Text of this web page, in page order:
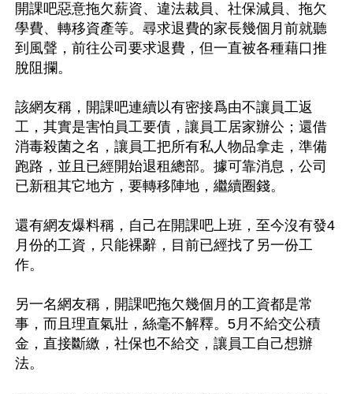
開課吧惡意拖欠薪資、違法裁員、社保減員、拖欠
學費、轉移資產等。尋求退費的家長幾個月前就聽
到風聲，前往公司要求退費，但一直被各種藉口推
脫阻攔。
該網友稱，開課吧連續以有密接爲由不讓員工返
工，其實是害怕員工要債，讓員工居家辦公；還借
消毒殺菌之名，讓員工把所有私人物品拿走，準備
跑路，並且已經開始退租總部。據可靠消息，公司
已新租其它地方，要轉移陣地，繼續圈錢。
還有網友爆料稱，自己在開課吧上班，至今沒有發4
月份的工資，只能裸辭，目前已經找了另一份工
作。
另一名網友稱，開課吧拖欠幾個月的工資都是常
事，而且理直氣壯，絲毫不解釋。5月不給交公積
金，直接斷繳，社保也不給交，讓員工自己想辦
法。